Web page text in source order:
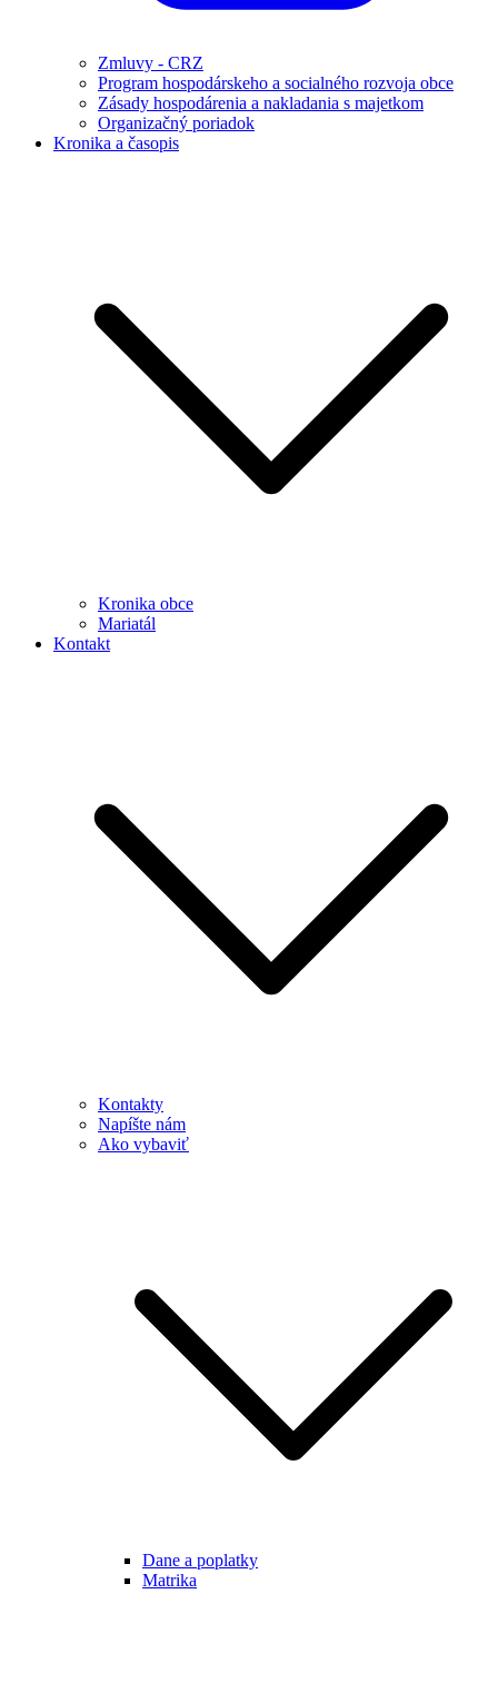
Zmluvy - CRZ
Program hospodárskeho a socialného rozvoja obce
Zásady hospodárenia a nakladania s majetkom
Organizačný poriadok
Kronika a časopis
Kronika obce
Mariatál
Kontakt
Kontakty
Napíšte nám
Ako vybaviť
Dane a poplatky
Matrika